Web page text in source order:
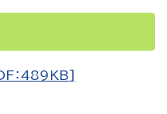
：489KB]